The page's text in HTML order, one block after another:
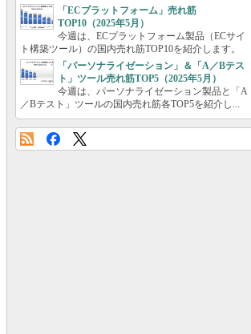
「ECプラットフォーム」売れ筋
TOP10（2025年5月）
今週は、ECプラットフォーム製品（ECサイ
ト構築ツール）の国内売れ筋TOP10を紹介します。
「パーソナライゼーション」＆「A／Bテス
ト」ツール売れ筋TOP5（2025年5月）
今週は、パーソナライゼーション製品と「A
／Bテスト」ツールの国内売れ筋各TOP5を紹介し...